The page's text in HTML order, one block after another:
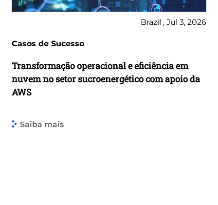
Brazil , Jul 3, 2026
Casos de Sucesso
Transformação operacional e eficiência em
nuvem no setor sucroenergético com apoio da
AWS
Saiba mais